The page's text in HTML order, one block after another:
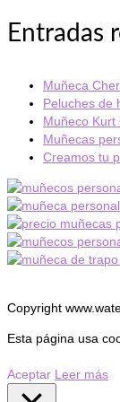
Entradas
Muñeca
Peluches de
Muñeco
Muñecas
Creamos tu
Copyright
Esta página usa
Aceptar Leer más